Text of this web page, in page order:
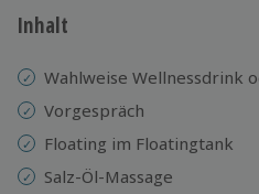
3 Jahre gültig & verlängerbar.
Inhalt
Wahlweise Wellnessdrink
Vorgespräch
Floating im Floatingtank
Salz-Öl-Massage